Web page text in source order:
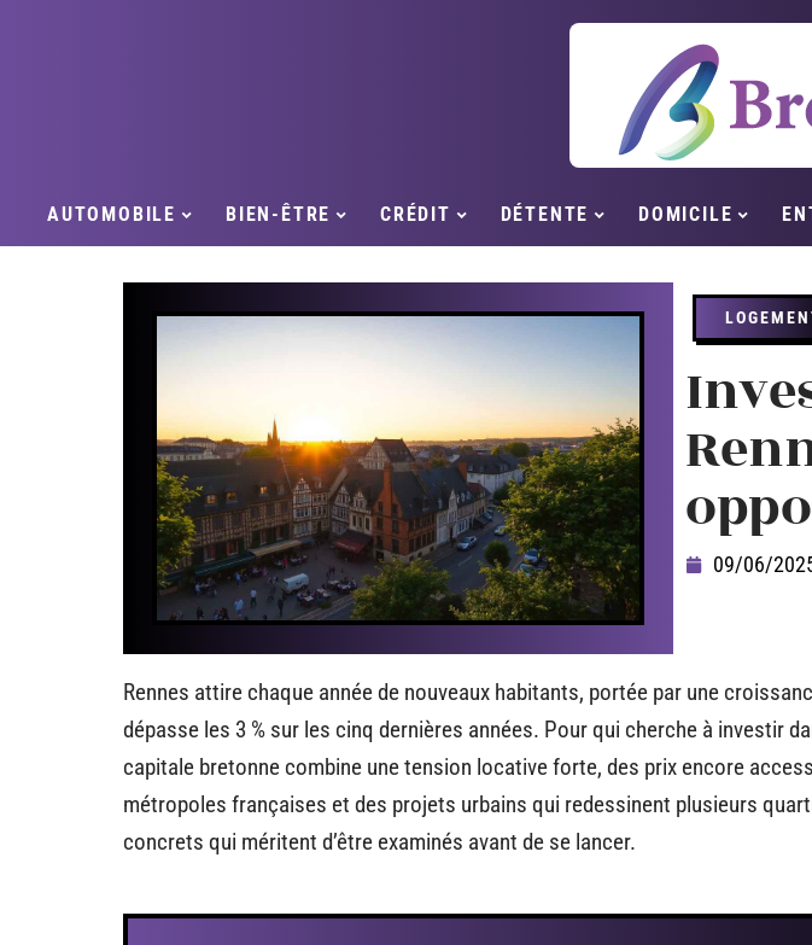
AUTOMOBILE BIEN-ÊTRE CRÉDIT DÉTENTE DOMICILE
09/06/
Rennes attire chaque année de nouveaux habitants, portée par une
dépasse les 3 % sur les cinq dernières années. Pour qui cherche à investir
capitale bretonne combine une tension locative forte, des prix encore
métropoles françaises et des projets urbains qui redessinent plusieurs
concrets qui méritent d’être examinés avant de se lancer.